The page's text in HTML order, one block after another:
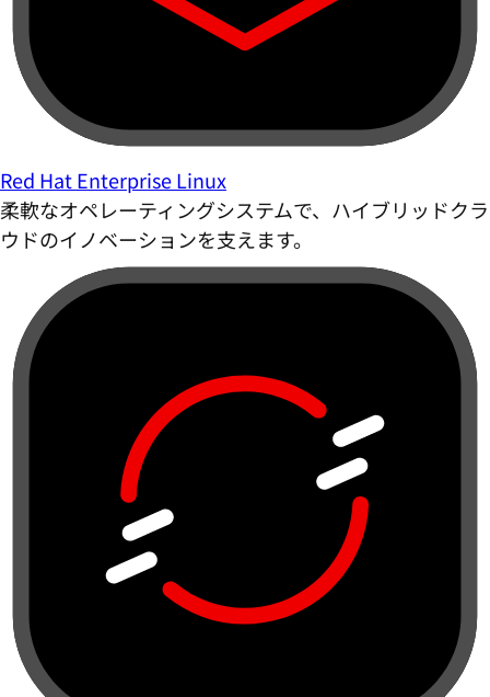
Red Hat Enterprise Linux
柔軟なオペレーティングシステムで、ハイブリッドクラ
ウドのイノベーションを支えます。